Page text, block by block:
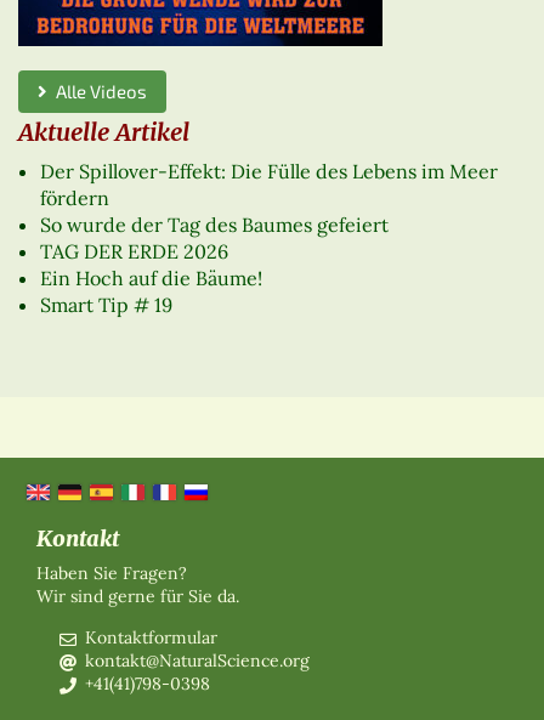
Alle Videos
Aktuelle Artikel
Der Spillover-Effekt: Die Fülle des Lebens im Meer
fördern
So wurde der Tag des Baumes gefeiert
TAG DER ERDE 2026
Ein Hoch auf die Bäume!
Smart Tip # 19
Kontakt
Haben Sie Fragen?
Wir sind gerne für Sie da.
Kontaktformular
kontakt@NaturalScience.org
+41(41)798-0398